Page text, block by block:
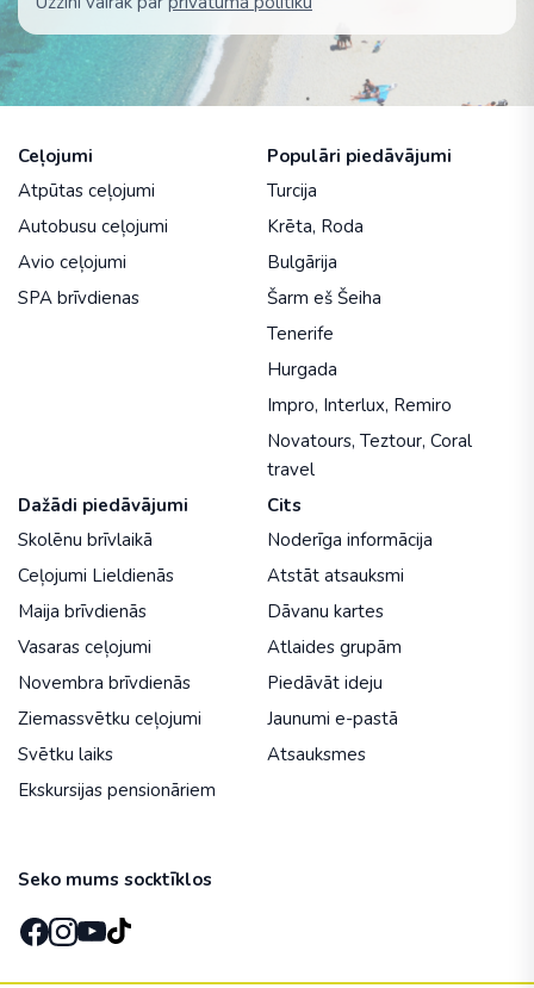
Ceļojumi
Atpūtas ceļojumi
Autobusu ceļojumi
Avio ceļojumi
SPA brīvdienas
Populāri piedāvājumi
Turcija
Krēta, Roda
Bulgārija
Šarm eš Šeiha
Tenerife
Hurgada
Impro, Interlux, Remiro
Novatours, Teztour, Coral
travel
Dažādi piedāvājumi
Skolēnu brīvlaikā
Ceļojumi Lieldienās
Maija brīvdienās
Vasaras ceļojumi
Novembra brīvdienās
Ziemassvētku ceļojumi
Svētku laiks
Ekskursijas pensionāriem
Cits
Noderīga informācija
Atstāt atsauksmi
Dāvanu kartes
Atlaides grupām
Piedāvāt ideju
Jaunumi e-pastā
Atsauksmes
Seko mums socktīklos